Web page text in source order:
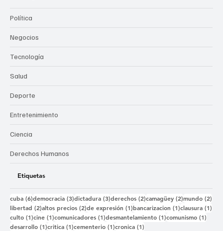
Política
Negocios
Tecnología
Salud
Deporte
Entretenimiento
Ciencia
Derechos Humanos
Etiquetas
cuba (6)6 entradas
democracia (3)3 entradas
dictadura (3)3 entradas
derechos (2)2 entradas
camagüey (2)2 entradas
mundo (2)
libertad (2)2 entradas
altos precios (2)2 entradas
de expresión (1)1 entrada
bancarizacion (1)1 entrada
clausura (1)
culto (1)1 entrada
cine (1)1 entrada
comunicadores (1)1 entrada
desmantelamiento (1)1 entrada
comunismo (1)
desarrollo (1)1 entrada
critica (1)1 entrada
cementerio (1)1 entrada
cronica (1)